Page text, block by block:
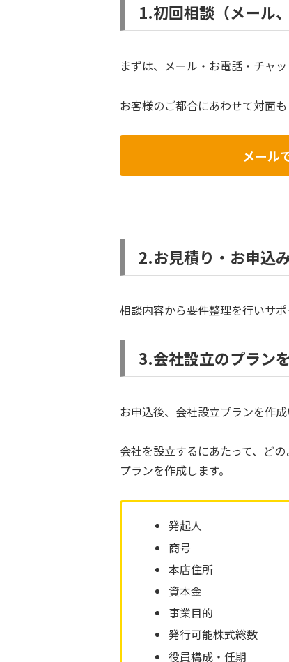
1.初回相談（メール
まずは、メール・お電話・チャ
お客様のご都合にあわせて対面
メール
2.お見積り・お申込
相談内容から要件整理を行いサ
3.会社設立のプラン
お申込後、会社設立プランを作
会社を設立するにあたって、ど
プランを作成します。
発起人
商号
本店住所
資本金
事業目的
発行可能株式総数
役員構成・任期